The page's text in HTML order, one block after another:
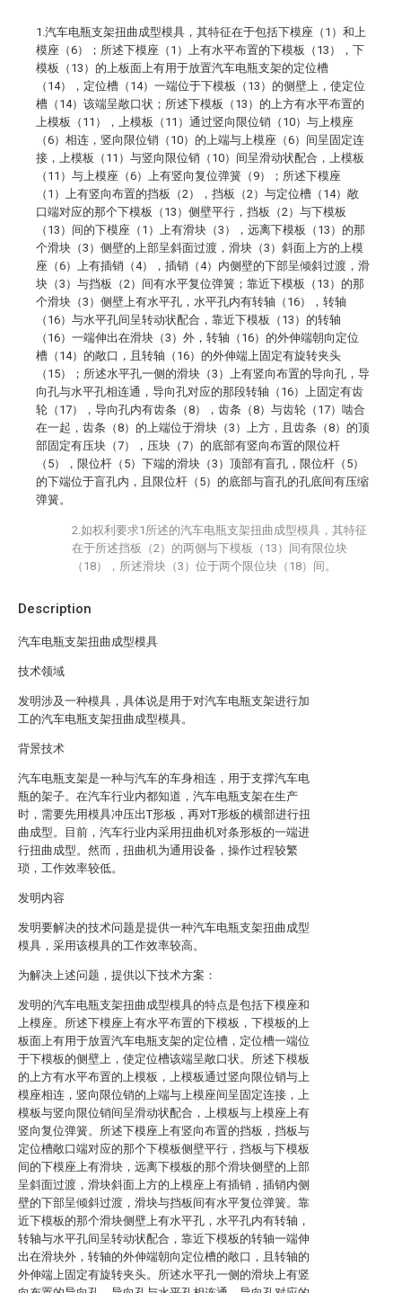
Description
汽车电瓶支架扭曲成型模具
技术领域
发明涉及一种模具，具体说是用于对汽车电瓶支架进行加
工的汽车电瓶支架扭曲成型模具。
背景技术
汽车电瓶支架是一种与汽车的车身相连，用于支撑汽车电
瓶的架子。在汽车行业内都知道，汽车电瓶支架在生产
时，需要先用模具冲压出T形板，再对T形板的横部进行扭
曲成型。目前，汽车行业内采用扭曲机对条形板的一端进
行扭曲成型。然而，扭曲机为通用设备，操作过程较繁
琐，工作效率较低。
发明内容
发明要解决的技术问题是提供一种汽车电瓶支架扭曲成型
模具，采用该模具的工作效率较高。
为解决上述问题，提供以下技术方案：
发明的汽车电瓶支架扭曲成型模具的特点是包括下模座和
上模座。所述下模座上有水平布置的下模板，下模板的上
板面上有用于放置汽车电瓶支架的定位槽，定位槽一端位
于下模板的侧壁上，使定位槽该端呈敞口状。所述下模板
的上方有水平布置的上模板，上模板通过竖向限位销与上
模座相连，竖向限位销的上端与上模座间呈固定连接，上
模板与竖向限位销间呈滑动状配合，上模板与上模座上有
竖向复位弹簧。所述下模座上有竖向布置的挡板，挡板与
定位槽敞口端对应的那个下模板侧壁平行，挡板与下模板
间的下模座上有滑块，远离下模板的那个滑块侧壁的上部
呈斜面过渡，滑块斜面上方的上模座上有插销，插销内侧
壁的下部呈倾斜过渡，滑块与挡板间有水平复位弹簧。靠
近下模板的那个滑块侧壁上有水平孔，水平孔内有转轴，
转轴与水平孔间呈转动状配合，靠近下模板的转轴一端伸
出在滑块外，转轴的外伸端朝向定位槽的敞口，且转轴的
外伸端上固定有旋转夹头。所述水平孔一侧的滑块上有竖
1.汽车电瓶支架扭曲成型模具，其特征在于包括下模座（1）和上
模座（6）；所述下模座（1）上有水平布置的下模板（13），下
模板（13）的上板面上有用于放置汽车电瓶支架的定位槽
（14），定位槽（14）一端位于下模板（13）的侧壁上，使定位
槽（14）该端呈敞口状；所述下模板（13）的上方有水平布置的
上模板（11），上模板（11）通过竖向限位销（10）与上模座
（6）相连，竖向限位销（10）的上端与上模座（6）间呈固定连
接，上模板（11）与竖向限位销（10）间呈滑动状配合，上模板
（11）与上模座（6）上有竖向复位弹簧（9）；所述下模座
（1）上有竖向布置的挡板（2），挡板（2）与定位槽（14）敞
口端对应的那个下模板（13）侧壁平行，挡板（2）与下模板
（13）间的下模座（1）上有滑块（3），远离下模板（13）的那
个滑块（3）侧壁的上部呈斜面过渡，滑块（3）斜面上方的上模
座（6）上有插销（4），插销（4）内侧壁的下部呈倾斜过渡，滑
块（3）与挡板（2）间有水平复位弹簧；靠近下模板（13）的那
个滑块（3）侧壁上有水平孔，水平孔内有转轴（16），转轴
（16）与水平孔间呈转动状配合，靠近下模板（13）的转轴
（16）一端伸出在滑块（3）外，转轴（16）的外伸端朝向定位
槽（14）的敞口，且转轴（16）的外伸端上固定有旋转夹头
（15）；所述水平孔一侧的滑块（3）上有竖向布置的导向孔，导
向孔与水平孔相连通，导向孔对应的那段转轴（16）上固定有齿
轮（17），导向孔内有齿条（8），齿条（8）与齿轮（17）啮合
在一起，齿条（8）的上端位于滑块（3）上方，且齿条（8）的顶
部固定有压块（7），压块（7）的底部有竖向布置的限位杆
（5），限位杆（5）下端的滑块（3）顶部有盲孔，限位杆（5）
的下端位于盲孔内，且限位杆（5）的底部与盲孔的孔底间有压缩
弹簧。
2.如权利要求1所述的汽车电瓶支架扭曲成型模具，其特征
在于所述挡板（2）的两侧与下模板（13）间有限位块
（18），所述滑块（3）位于两个限位块（18）间。